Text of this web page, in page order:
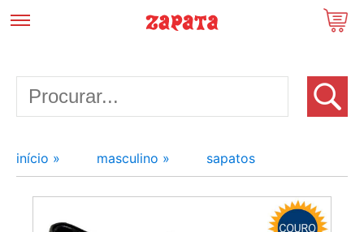
início » masculino » sapatos